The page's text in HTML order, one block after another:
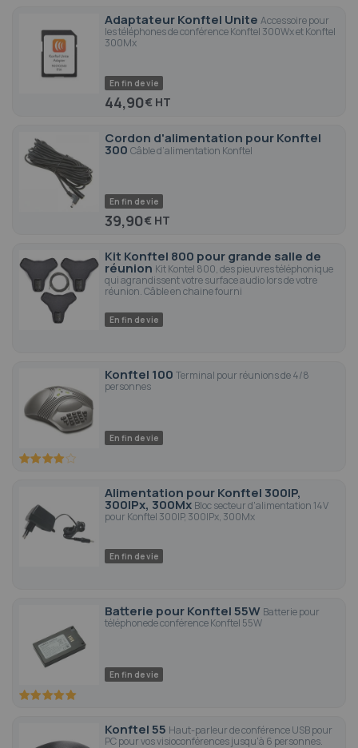
Adaptateur Konftel Unite Accessoire pour
les téléphones de conférence Konftel 300Wx et Konftel
300Mx
En fin de vie
44,90€
Cordon d'alimentation pour Konftel
300 Câble d’alimentation Konftel
En fin de vie
39,90€
Kit Konftel 800 pour grande salle de
réunion Kit Kontel 800, des pieuvres téléphonique
qui agrandissent votre surface audio lors de votre
réunion. Câble en chaine fourni
En fin de vie
Konftel 100 Terminal pour réunions de 4/8
personnes
80 100
En fin de vie
Alimentation pour Konftel 300IP,
300IPx, 300Mx Bloc secteur d'alimentation 14V
pour Konftel 300IP, 300IPx, 300Mx
En fin de vie
Batterie pour Konftel 55W Batterie pour
téléphonede conférence Konftel 55W
100 100
En fin de vie
Konftel 55 Haut-parleur de conférence USB pour
PC pour vos visioconférences jusqu'à 6 personnes.